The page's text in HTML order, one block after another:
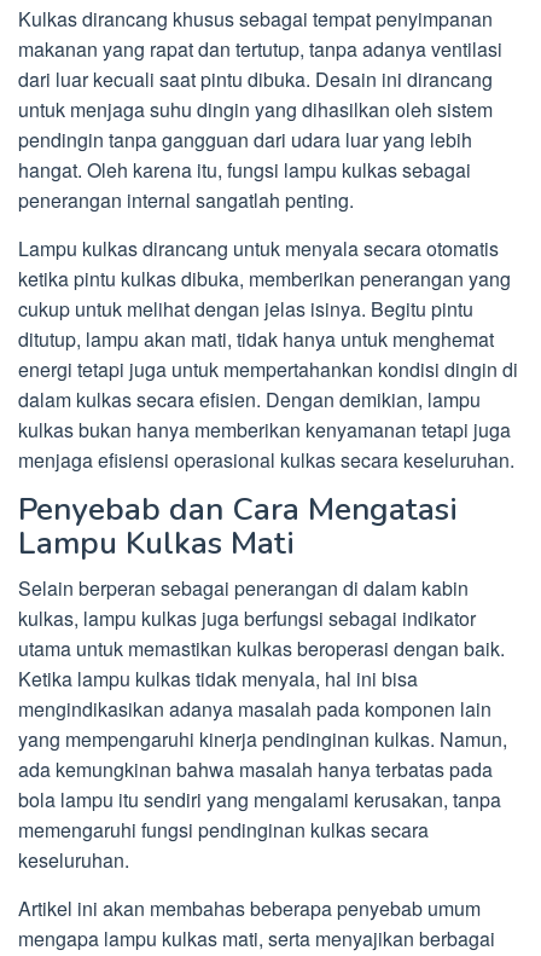
Kulkas dirancang khusus sebagai tempat penyimpanan
makanan yang rapat dan tertutup, tanpa adanya ventilasi
dari luar kecuali saat pintu dibuka. Desain ini dirancang
untuk menjaga suhu dingin yang dihasilkan oleh sistem
pendingin tanpa gangguan dari udara luar yang lebih
hangat. Oleh karena itu, fungsi lampu kulkas sebagai
penerangan internal sangatlah penting.
Lampu kulkas dirancang untuk menyala secara otomatis
ketika pintu kulkas dibuka, memberikan penerangan yang
cukup untuk melihat dengan jelas isinya. Begitu pintu
ditutup, lampu akan mati, tidak hanya untuk menghemat
energi tetapi juga untuk mempertahankan kondisi dingin di
dalam kulkas secara efisien. Dengan demikian, lampu
kulkas bukan hanya memberikan kenyamanan tetapi juga
menjaga efisiensi operasional kulkas secara keseluruhan.
Penyebab dan Cara Mengatasi
Lampu Kulkas Mati
Selain berperan sebagai penerangan di dalam kabin
kulkas, lampu kulkas juga berfungsi sebagai indikator
utama untuk memastikan kulkas beroperasi dengan baik.
Ketika lampu kulkas tidak menyala, hal ini bisa
mengindikasikan adanya masalah pada komponen lain
yang mempengaruhi kinerja pendinginan kulkas. Namun,
ada kemungkinan bahwa masalah hanya terbatas pada
bola lampu itu sendiri yang mengalami kerusakan, tanpa
memengaruhi fungsi pendinginan kulkas secara
keseluruhan.
Artikel ini akan membahas beberapa penyebab umum
mengapa lampu kulkas mati, serta menyajikan berbagai